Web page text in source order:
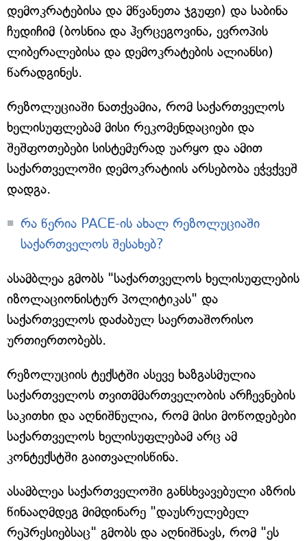
დემოკრატებისა და მწვანეთა ჯგუფი) და საბინა
ჩუდიჩიმ (ბოსნია და ჰერცეგოვინა, ევროპის
ლიბერალებისა და დემოკრატების ალიანსი)
წარადგინეს.
რეზოლუციაში ნათქვამია, რომ საქართველოს
ხელისუფლებამ მისი რეკომენდაციები და
შეშფოთებები სისტემურად უარყო და ამით
საქართველოში დემოკრატიის არსებობა ეჭვქვეშ
დადგა.
რა წერია PACE-ის ახალ რეზოლუციაში
საქართველოს შესახებ?
ასამბლეა გმობს "საქართველოს ხელისუფლების
იზოლაციონისტურ პოლიტიკას" და
საქართველოს დაძაბულ საერთაშორისო
ურთიერთობებს.
რეზოლუციის ტექსტში ასევე ხაზგასმულია
საქართველოს თვითმმართველობის არჩევნების
საკითხი და აღნიშნულია, რომ მისი მოწოდებები
საქართველოს ხელისუფლებამ არც ამ
კონტექსტში გაითვალისწინა.
ასამბლეა საქართველოში განსხვავებული აზრის
წინააღმდეგ მიმდინარე "დაუსრულებელ
რეპრესიებსაც" გმობს და აღნიშნავს, რომ "ეს